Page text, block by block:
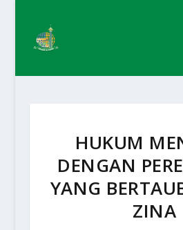
HUKUM
DENGAN
YANG
ZINA